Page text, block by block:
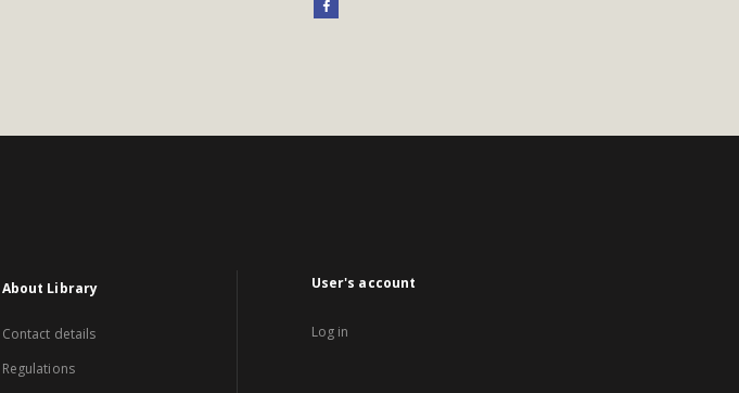
About Library
Contact details
Regulations
User's account
Log in